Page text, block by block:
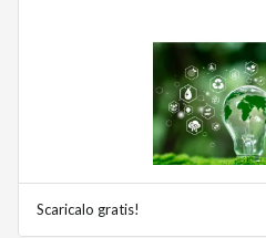
Scaricalo gratis!